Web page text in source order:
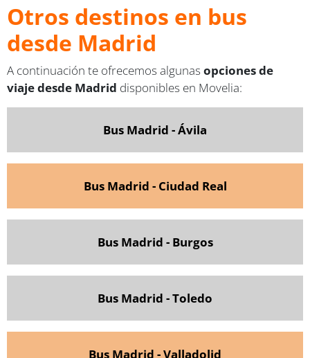
Otros destinos en bus
desde Madrid
A continuación te ofrecemos algunas opciones de
viaje desde Madrid disponibles en Movelia:
Bus Madrid - Ávila
Bus Madrid - Ciudad Real
Bus Madrid - Burgos
Bus Madrid - Toledo
Bus Madrid - Valladolid